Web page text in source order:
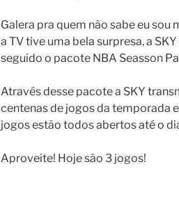
Galera pra quem não sabe eu
a TV tive uma bela surpresa, a
seguido o pacote NBA Seasson
Através desse pacote a SKY
centenas de jogos da temporada
jogos estão todos abertos até o
Aproveite! Hoje são 3 jogos!